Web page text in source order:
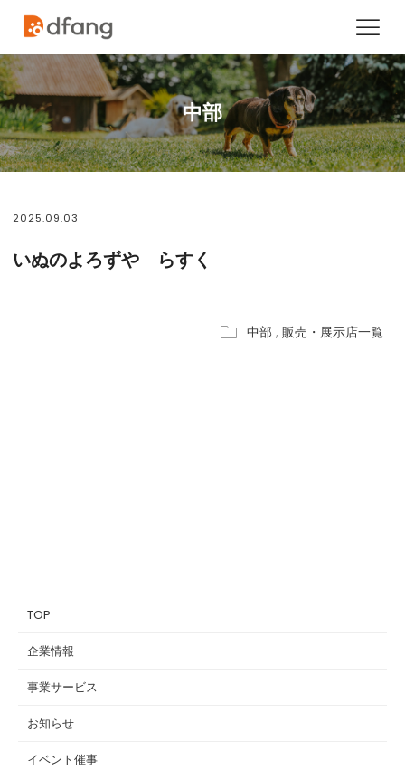
中部
2025.09.03
いぬのよろずや らすく
中部 , 販売・展示店一覧
TOP
企業情報
事業サービス
お知らせ
イベント催事